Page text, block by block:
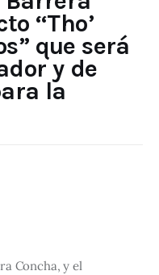
“Tho’
que será
y de
la
Concha, y el